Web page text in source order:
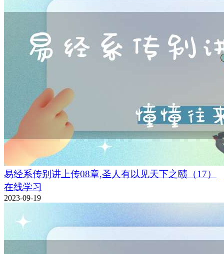
易经系传别讲上传08章,圣人有以见天下之赜（17）
在线学习
2023-09-19